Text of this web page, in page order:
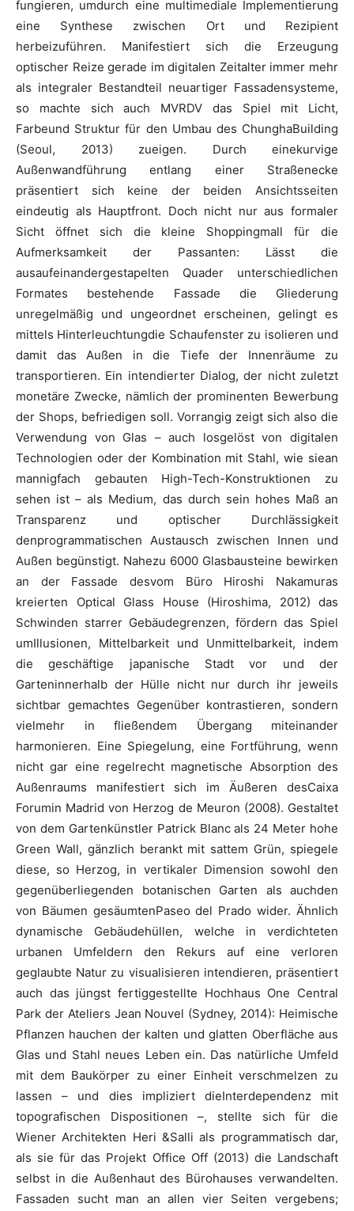
fungieren, umdurch eine multimediale Implementierung
eine Synthese zwischen Ort und Rezipient
herbeizuführen. Manifestiert sich die Erzeugung
optischer Reize gerade im digitalen Zeitalter immer mehr
als integraler Bestandteil neuartiger Fassadensysteme,
so machte sich auch MVRDV das Spiel mit Licht,
Farbeund Struktur für den Umbau des ChunghaBuilding
(Seoul, 2013) zueigen. Durch einekurvige
Außenwandführung entlang einer Straßenecke
präsentiert sich keine der beiden Ansichtsseiten
eindeutig als Hauptfront. Doch nicht nur aus formaler
Sicht öffnet sich die kleine Shoppingmall für die
Aufmerksamkeit der Passanten: Lässt die
ausaufeinandergestapelten Quader unterschiedlichen
Formates bestehende Fassade die Gliederung
unregelmäßig und ungeordnet erscheinen, gelingt es
mittels Hinterleuchtungdie Schaufenster zu isolieren und
damit das Außen in die Tiefe der Innenräume zu
transportieren. Ein intendierter Dialog, der nicht zuletzt
monetäre Zwecke, nämlich der prominenten Bewerbung
der Shops, befriedigen soll. Vorrangig zeigt sich also die
Verwendung von Glas – auch losgelöst von digitalen
Technologien oder der Kombination mit Stahl, wie siean
mannigfach gebauten High-Tech-Konstruktionen zu
sehen ist – als Medium, das durch sein hohes Maß an
Transparenz und optischer Durchlässigkeit
denprogrammatischen Austausch zwischen Innen und
Außen begünstigt. Nahezu 6000 Glasbausteine bewirken
an der Fassade desvom Büro Hiroshi Nakamuras
kreierten Optical Glass House (Hiroshima, 2012) das
Schwinden starrer Gebäudegrenzen, fördern das Spiel
umIllusionen, Mittelbarkeit und Unmittelbarkeit, indem
die geschäftige japanische Stadt vor und der
Garteninnerhalb der Hülle nicht nur durch ihr jeweils
sichtbar gemachtes Gegenüber kontrastieren, sondern
vielmehr in fließendem Übergang miteinander
harmonieren. Eine Spiegelung, eine Fortführung, wenn
nicht gar eine regelrecht magnetische Absorption des
Außenraums manifestiert sich im Äußeren desCaixa
Forumin Madrid von Herzog de Meuron (2008). Gestaltet
von dem Gartenkünstler Patrick Blanc als 24 Meter hohe
Green Wall, gänzlich berankt mit sattem Grün, spiegele
diese, so Herzog, in vertikaler Dimension sowohl den
gegenüberliegenden botanischen Garten als auchden
von Bäumen gesäumtenPaseo del Prado wider. Ähnlich
dynamische Gebäudehüllen, welche in verdichteten
urbanen Umfeldern den Rekurs auf eine verloren
geglaubte Natur zu visualisieren intendieren, präsentiert
auch das jüngst fertiggestellte Hochhaus One Central
Park der Ateliers Jean Nouvel (Sydney, 2014): Heimische
Pflanzen hauchen der kalten und glatten Oberfläche aus
Glas und Stahl neues Leben ein. Das natürliche Umfeld
mit dem Baukörper zu einer Einheit verschmelzen zu
lassen – und dies impliziert dieInterdependenz mit
topografischen Dispositionen –, stellte sich für die
Wiener Architekten Heri &Salli als programmatisch dar,
als sie für das Projekt Office Off (2013) die Landschaft
selbst in die Außenhaut des Bürohauses verwandelten.
Fassaden sucht man an allen vier Seiten vergebens;